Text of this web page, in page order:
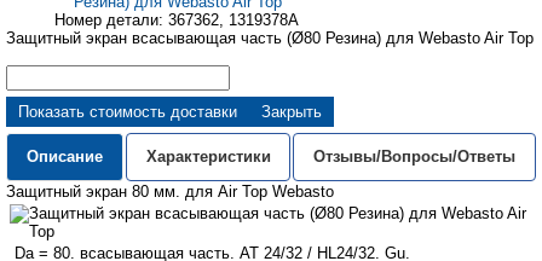
Номер детали: 367362, 1319378A
Защитный экран всасывающая часть (Ø80 Резина) для Webasto Air Top
Показать стоимость доставки Закрыть
Описание Характеристики
Отзывы/Вопросы/Ответы
Защитный экран 80 мм. для Air Top Webasto
Da = 80. всасывающая часть. AT 24/32 / HL24/32. Gu.